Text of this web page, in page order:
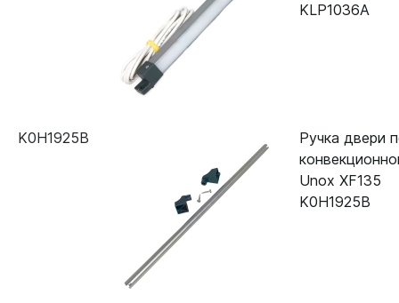
KLP1036A
K0H1925B
Ручка двери
Unox XF135
K0H1925B